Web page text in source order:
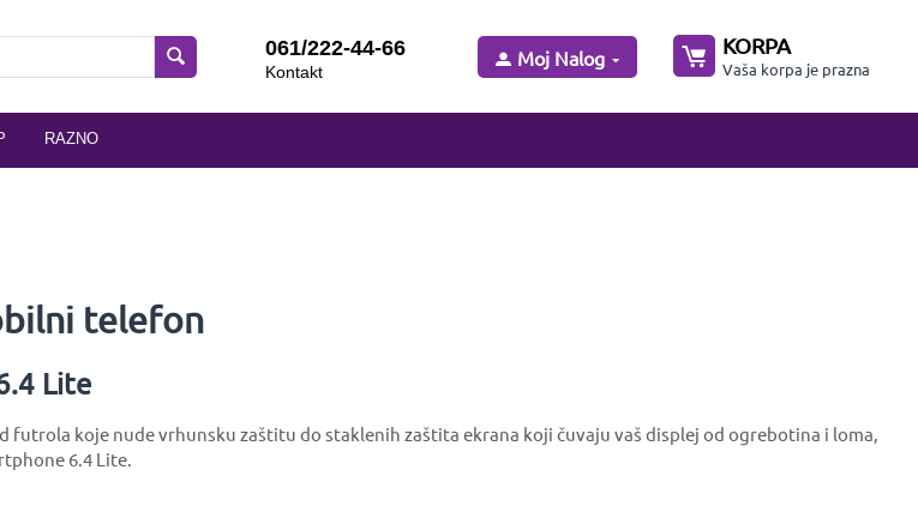
061/222-44-66
Kontakt
Moj Nalog KORPA
Vaša korpa je prazna
RAZNO
telefon
Lite
koje nude vrhunsku zaštitu do staklenih zaštita ekrana koji čuvaju vaš displej od ogrebotina i loma,
6.4 Lite.